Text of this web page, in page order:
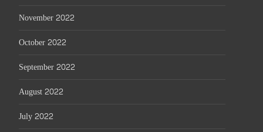
November 2022
October 2022
September 2022
August 2022
July 2022